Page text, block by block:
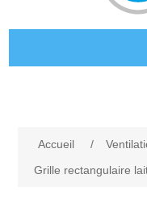
Accueil /
Grille rectangulaire